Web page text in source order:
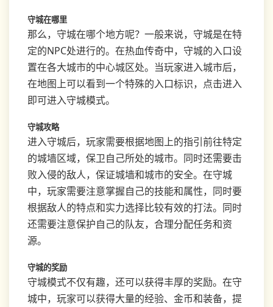
守城在哪里
那么，守城在哪个地方呢？一般来说，守城是在特
定的NPC处进行的。在热血传奇中，守城的入口设
置在各大城市的中心城区处。当玩家进入城市后，
在地图上可以看到一个特殊的入口标识，点击进入
即可进入守城模式。
守城攻略
进入守城后，玩家需要根据地图上的指引前往特定
的城墙区域，保卫自己所处的城市。同时还需要击
败入侵的敌人，保证城墙和城市的安全。在守城
中，玩家需要注意掌握自己的技能和属性，同时要
根据敌人的特点和实力选择比较有效的打法。同时
还需要注意保护自己的队友，合理分配任务和资
源。
守城的奖励
守城模式不仅有趣，还可以获得丰厚的奖励。在守
城中，玩家可以获得大量的经验、金币和装备，提